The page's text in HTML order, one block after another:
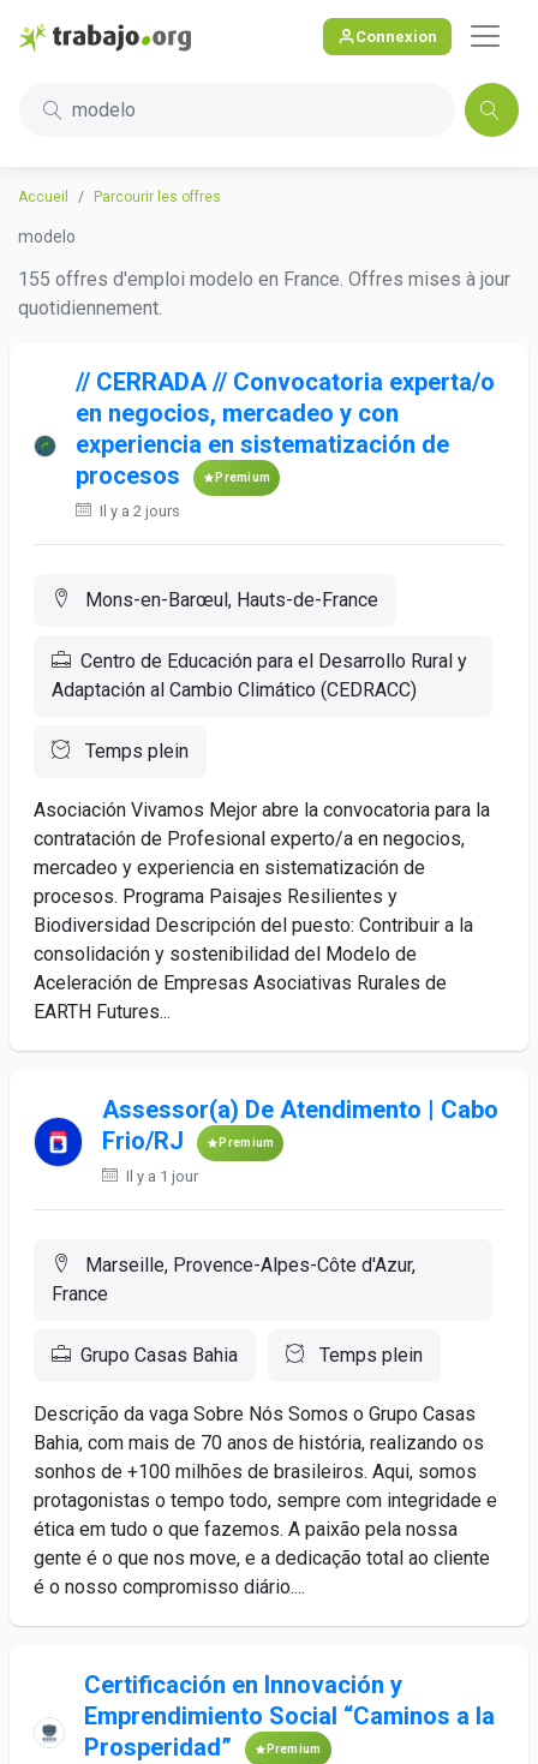
Connexion
modelo
Accueil Parcourir les offres
modelo
155 offres d'emploi modelo en France. Offres mises à jour
quotidiennement.
// CERRADA // Convocatoria experta/o
en negocios, mercadeo y con
experiencia en sistematización de
procesos
Premium
Il y a 2 jours
Mons-en-Barœul, Hauts-de-France
Centro de Educación para el Desarrollo Rural y
Adaptación al Cambio Climático (CEDRACC)
Temps plein
Asociación Vivamos Mejor abre la convocatoria para la
contratación de Profesional experto/a en negocios,
mercadeo y experiencia en sistematización de
procesos. Programa Paisajes Resilientes y
Biodiversidad Descripción del puesto: Contribuir a la
consolidación y sostenibilidad del Modelo de
Aceleración de Empresas Asociativas Rurales de
EARTH Futures...
Assessor(a) De Atendimento | Cabo
Frio/RJ
Premium
Il y a 1 jour
Marseille, Provence-Alpes-Côte d'Azur,
France
Grupo Casas Bahia Temps plein
Descrição da vaga Sobre Nós Somos o Grupo Casas
Bahia, com mais de 70 anos de história, realizando os
sonhos de +100 milhões de brasileiros. Aqui, somos
protagonistas o tempo todo, sempre com integridade e
ética em tudo o que fazemos. A paixão pela nossa
gente é o que nos move, e a dedicação total ao cliente
é o nosso compromisso diário....
Certificación en Innovación y
Emprendimiento Social “Caminos a la
Prosperidad”
Premium